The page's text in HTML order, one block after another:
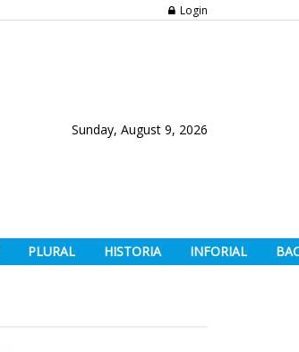
Login
Sunday, August 9, 2026
PLURAL HISTORIA INFORIAL